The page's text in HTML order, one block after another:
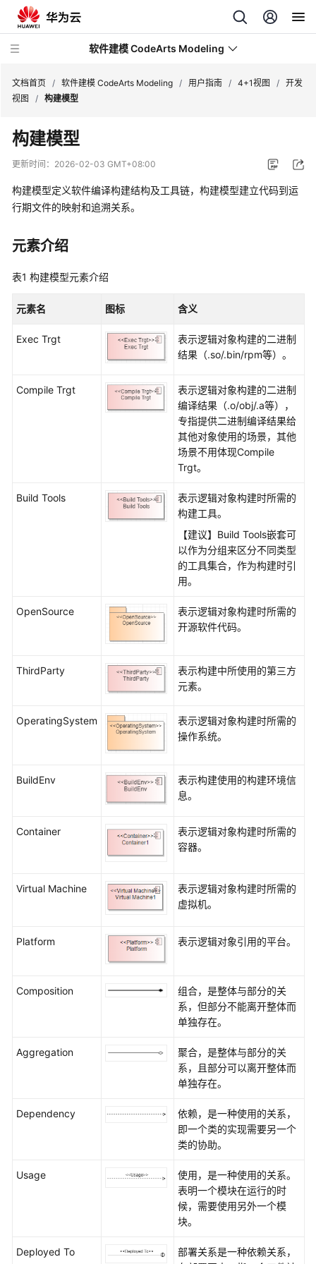
软件建模 CodeArts Modeling
产
品
介
快
入
门
用
户
指
并
什
视
用
视
开
视
型
署
文档首页 / 软件建模 CodeArts Modeling / 用户指南 / 4+1视图 / 开发
视图
/ 构建模型
构建模型
更新时间： 2026-02-03 GMT+08:00
构建模型定义软件编译构建结构及工具链，构建模型建立代码到运
行期文件的映射和追溯关系。
元素介绍
表1 构建模型元素介绍
元素名 图标 含义
Exec Trgt
表示逻辑对象构建的二进制
结果（.so/.bin/rpm等）。
Compile Trgt
表示逻辑对象构建的二进制
编译结果（.o/obj/.a等），
专指提供二进制编译结果给
其他对象使用的场景，其他
场景不用体现Compile
Trgt。
Build Tools
表示逻辑对象构建时所需的
构建工具。
【建议】Build Tools嵌套可
以作为分组来区分不同类型
的工具集合，作为构建时引
用。
OpenSource
表示逻辑对象构建时所需的
开源软件代码。
ThirdParty
表示构建中所使用的第三方
元素。
OperatingSystem
表示逻辑对象构建时所需的
操作系统。
BuildEnv
表示构建使用的构建环境信
息。
Container
表示逻辑对象构建时所需的
容器。
Virtual Machine
表示逻辑对象构建时所需的
虚拟机。
Platform 表示逻辑对象引用的平台。
Composition
组合，是整体与部分的关
系，但部分不能离开整体而
单独存在。
Aggregation
聚合，是整体与部分的关
系，且部分可以离开整体而
单独存在。
Dependency
依赖，是一种使用的关系，
即一个类的实现需要另一个
类的协助。
Usage
使用，是一种使用的关系。
表明一个模块在运行的时
候，需要使用另外一个模
块。
Deployed To
部署关系是一种依赖关系，